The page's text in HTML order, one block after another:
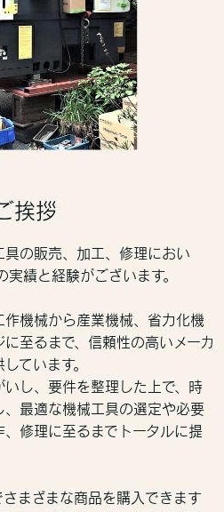
挨拶
の販売、加工、修理におい
績と経験がございます。
機械から産業機械、省力化機
至るまで、信頼性の高いメーカ
ています。
し、要件を整理した上で、時
、最適な機械工具の選定や必要
修理に至るまでトータルに提
まざまな商品を購入できます